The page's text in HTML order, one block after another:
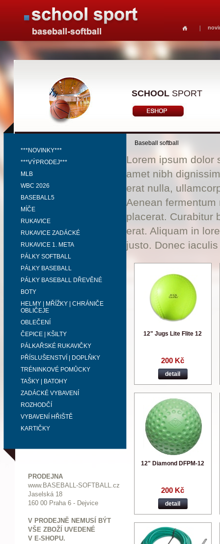
SCHOOL SPORT
***NOVINKY***
***VÝPRODEJ***
MLB
WBC 2026
BASEBALL5
MÍČE
RUKAVICE
RUKAVICE ZADÁCKÉ
RUKAVICE 1. META
PÁLKY SOFTBALL
PÁLKY BASEBALL
PÁLKY BASEBALL DŘEVĚNÉ
BOTY
HELMY | MŘÍŽKY | CHRÁNIČE
OBLIČEJE
OBLEČENÍ
ČEPICE | KŠILTY
PÁLKAŘSKÉ RUKAVIČKY
PŘÍSLUŠENSTVÍ | DOPLŇKY
TRÉNINKOVÉ POMŮCKY
TAŠKY | BATOHY
ZADÁCKÉ VYBAVENÍ
ROZHODČÍ
VYBAVENÍ HŘIŠTĚ
KARTIČKY
PRODEJNA
www.BASEBALL-SOFTBALL.cz
Jaselská 18
160 00 Praha 6 - Dejvice
V PRODEJNĚ NEMUSÍ BÝT
VŠE ZBOŽÍ UVEDENÉ
V E-SHOPU.
Baseball softball
Lorem ipsum dolor
amet nibh
erat nulla,
Aenean
placerat. Curabitur
erat. Aliquam in
justo. Donec
12" Jugs Lite Flite 12
200 Kč
detail
12" Diamond DFPM-12
200 Kč
detail